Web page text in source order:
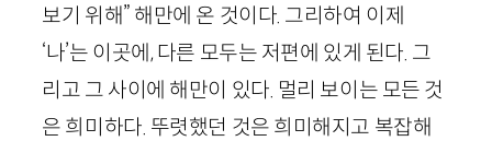
보기 위해” 해만에 온 것이다. 그리하여 이제
‘나’는 이곳에, 다른 모두는 저편에 있게 된다. 그
리고 그 사이에 해만이 있다. 멀리 보이는 모든 것
은 희미하다. 뚜렷했던 것은 희미해지고 복잡해